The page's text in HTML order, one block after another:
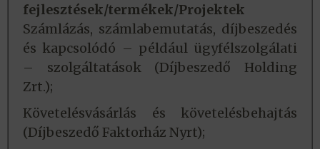
fejlesztések/termékek/Projektek
Számlázás, számlabemutatás, díjbeszedés
és kapcsolódó – például ügyfélszolgálati
– szolgáltatások (Díjbeszedő Holding
Zrt.);
Követelésvásárlás és követelésbehajtás
(Díjbeszedő Faktorház Nyrt);